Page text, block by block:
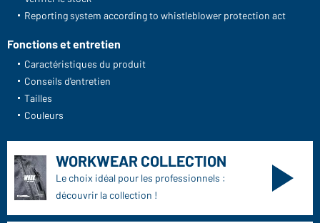
Reporting system according to whistleblower protection act
Fonctions et entretien
Caractéristiques du produit
Conseils d'entretien
Tailles
Couleurs
WORKWEAR COLLECTION
Le choix idéal pour les professionnels :
découvrir la collection !